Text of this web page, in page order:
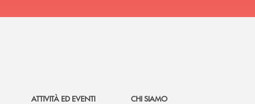
ATTIVITÀ ED EVENTI
CHI SIAMO